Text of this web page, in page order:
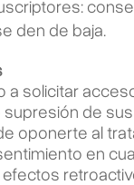
den de baja.
a solicitar
supresión de
oponerte al
en